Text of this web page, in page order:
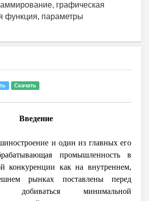
графическая
функция, параметры
Скачать
Введение
и один из главных его
промышленность в
конкуренции как на внутреннем,
рынках поставлены перед
добиваться минимальной